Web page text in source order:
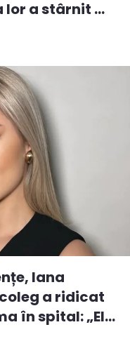
lor a stârnit ...
Iana
a ridicat
în spital: „El